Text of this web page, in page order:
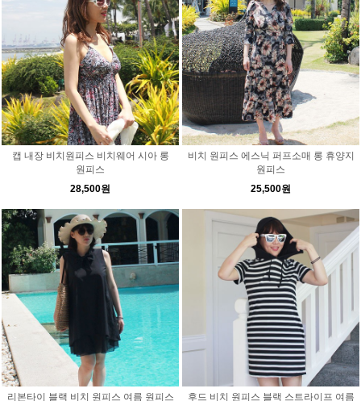
캡 내장 비치원피스 비치웨어 시아 롱
원피스
28,500원
비치 원피스 에스닉 퍼프소매 롱 휴양지
원피스
25,500원
리본타이 블랙 비치 원피스 여름 원피스 후드 비치 원피스 블랙 스트라이프 여름